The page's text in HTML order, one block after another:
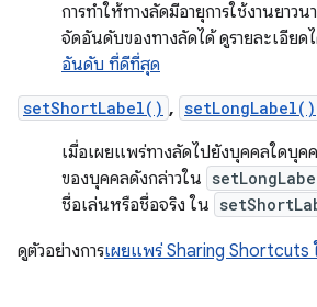
การทำให้ทางลัดมีอายุการใช้งานยาว
จัดอันดับของทางลัดได้ ดูรายละเอียด
อันดับ ที่ดีที่สุด
setShortLabel() , setLongLabel()
เมื่อเผยแพร่ทางลัดไปยังบุคคลใดบุค
ของบุคคลดังกล่าวใน
ชื่อเล่นหรือชื่อจริง ใน
ดูตัวอย่างการเผยแพร่ Sharing Shortcuts